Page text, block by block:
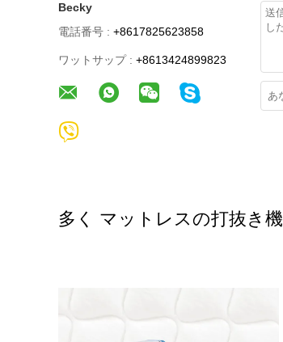
Becky
電話番号 : +8617825623858
ワットサップ : +8613424899823
多く マットレスの打抜き機